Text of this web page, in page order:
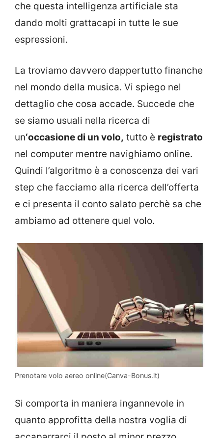
che questa intelligenza artificiale sta
dando molti grattacapi in tutte le sue
espressioni.
La troviamo davvero dappertutto finanche
nel mondo della musica. Vi spiego nel
dettaglio che cosa accade. Succede che
se siamo usuali nella ricerca di
un‘occasione di un volo, tutto è registrato
nel computer mentre navighiamo online.
Quindi l’algoritmo è a conoscenza dei vari
step che facciamo alla ricerca dell’offerta
e ci presenta il conto salato perchè sa che
ambiamo ad ottenere quel volo.
Prenotare volo aereo online(Canva-Bonus.it)
Si comporta in maniera ingannevole in
quanto approfitta della nostra voglia di